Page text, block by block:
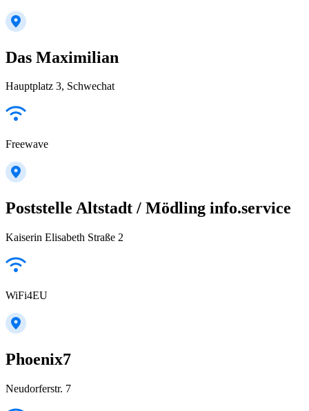
Das Maximilian
Hauptplatz 3, Schwechat
Freewave
Poststelle Altstadt / Mödling info.service
Kaiserin Elisabeth Straße 2
WiFi4EU
Phoenix7
Neudorferstr. 7